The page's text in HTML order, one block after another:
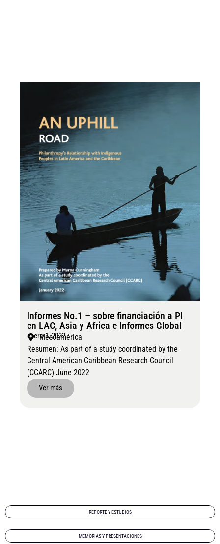
REPORTE Y ESTUDIOS
MEMORIAS Y PRESENTACIONES
Informes No.1 – sobre financiación a PI
en LAC, Asia y Africa e Informes Global
enero 1, 2022
Mesoamérica
Resumen: As part of a study coordinated by the
Central American Caribbean Research Council
(CCARC) June 2022
Ver más